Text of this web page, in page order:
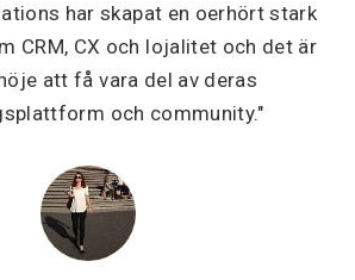
har skapat en oerhört stark
CRM, CX och lojalitet och det är
att få vara del av deras
och community."